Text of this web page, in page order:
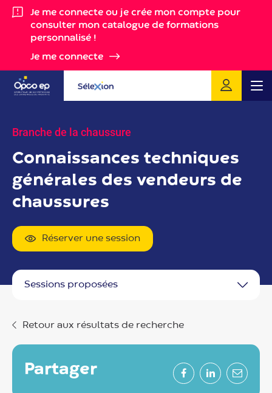
Je me connecte ou je crée mon compte pour
consulter mon catalogue de formations
personnalisé !
Je me connecte
Branche de la chaussure
Connaissances techniques
générales des vendeurs de
chaussures
Réserver une session
sessions proposées
Retour aux résultats de recherche
partager FacebookLinkedIn
Mail
Gestion des cookies